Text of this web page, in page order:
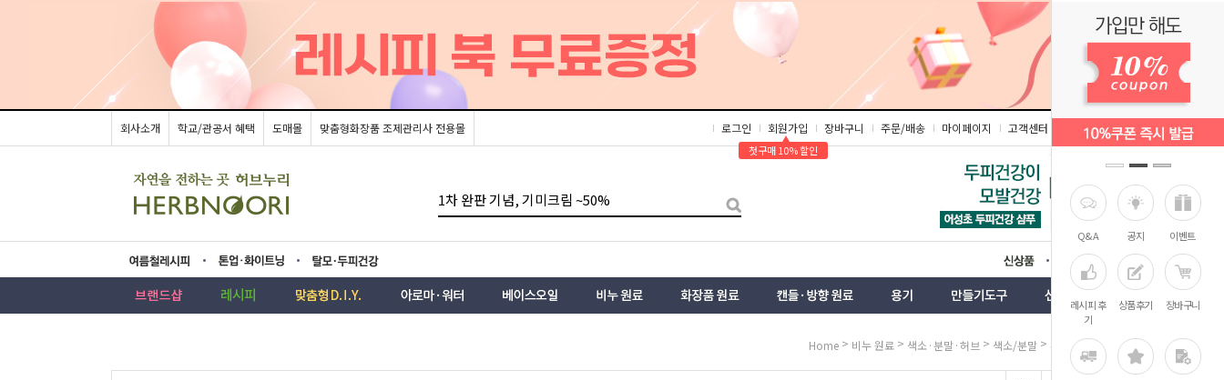
Q&A 공지 이벤트
레시피 후
기
상품후기 장바구니
회사소개 학교/관공서 혜택 도매몰 맞춤형화장품 조제관리사 전용몰 로그인
회원가입
▲
첫구매 10% 할인
장바구니 주문/배송 마이페이지 고객센터 즐겨찾기
름레시피 업·화이트닝 모두피건강 상품 벤트
Home > 비누 원료 > 색소·분말·허브 > 색소/분말 > 로즈마리 분말